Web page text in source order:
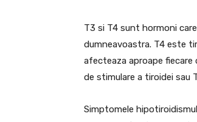
T3 si T4 sunt hormoni
dumneavoastra. T4 este
afecteaza aproape
de stimulare a tiroidei sau
Simptomele